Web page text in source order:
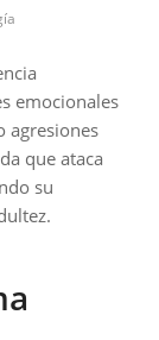
emocionales
agresiones
que ataca
su